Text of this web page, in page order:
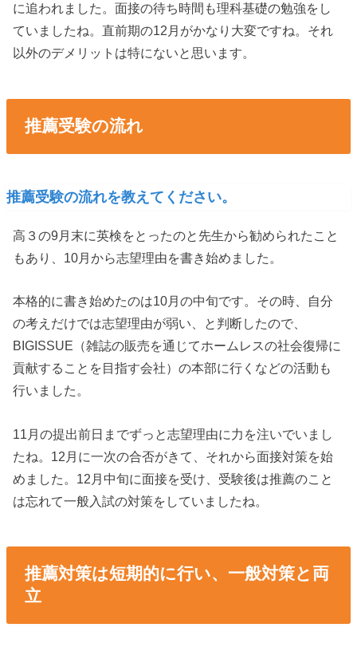
に追われました。面接の待ち時間も理科基礎の勉強をし
ていましたね。直前期の12月がかなり大変ですね。それ
以外のデメリットは特にないと思います。
推薦受験の流れ
推薦受験の流れを教えてください。
高３の9月末に英検をとったのと先生から勧められたこと
もあり、10月から志望理由を書き始めました。
本格的に書き始めたのは10月の中旬です。その時、自分
の考えだけでは志望理由が弱い、と判断したので、
BIGISSUE（雑誌の販売を通じてホームレスの社会復帰に
貢献することを目指す会社）の本部に行くなどの活動も
行いました。
11月の提出前日までずっと志望理由に力を注いでいまし
たね。12月に一次の合否がきて、それから面接対策を始
めました。12月中旬に面接を受け、受験後は推薦のこと
は忘れて一般入試の対策をしていましたね。
推薦対策は短期的に行い、一般対策と両
立